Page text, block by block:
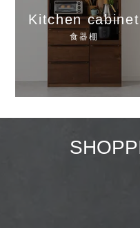
Kitchen cabinet
食器棚